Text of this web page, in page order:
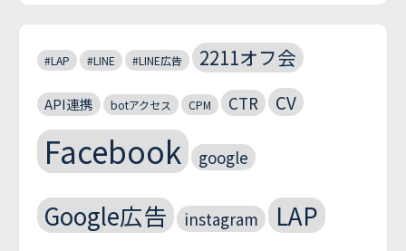
#LAP #LINE #LINE広告 2211オフ会
API連携 botアクセス CPM CTR CV
Facebook google
Google広告 instagram LAP